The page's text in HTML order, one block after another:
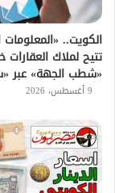
الكويت.. «المعلومات
تتيح لملاك العقارات
«شطب الجهة» عبر
9 أغسطس، 2026